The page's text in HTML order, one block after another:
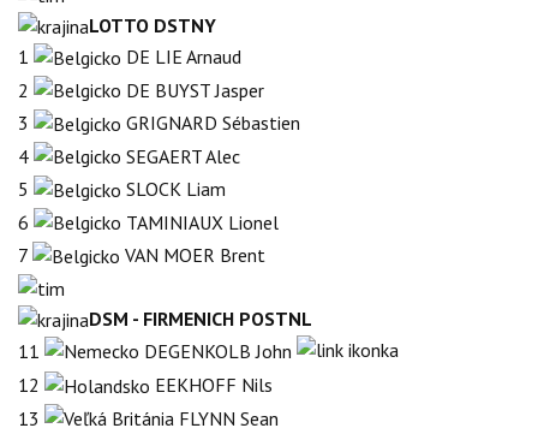
LOTTO DSTNY
1
DE LIE Arnaud
2
DE BUYST Jasper
3
GRIGNARD Sébastien
4
SEGAERT Alec
5
SLOCK Liam
6
TAMINIAUX Lionel
7
VAN MOER Brent
DSM - FIRMENICH POSTNL
11
DEGENKOLB John
12
EEKHOFF Nils
13
FLYNN Sean